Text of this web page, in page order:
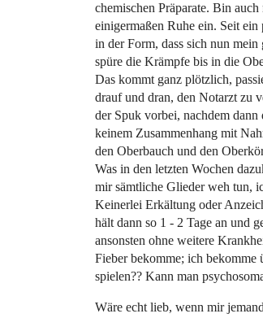
chemischen Präparate. Bin
einigermaßen Ruhe ein. Seit
in der Form, dass sich nun
spüre die Krämpfe bis in die
Das kommt ganz plötzlich,
drauf und dran, den Notarzt zu
der Spuk vorbei, nachdem
keinem Zusammenhang mit
den Oberbauch und den
Was in den letzten Wochen
mir sämtliche Glieder weh tun,
Keinerlei Erkältung oder
hält dann so 1 - 2 Tage an und
ansonsten ohne weitere
Fieber bekomme; ich bekomme
spielen?? Kann man
Wäre echt lieb, wenn mir